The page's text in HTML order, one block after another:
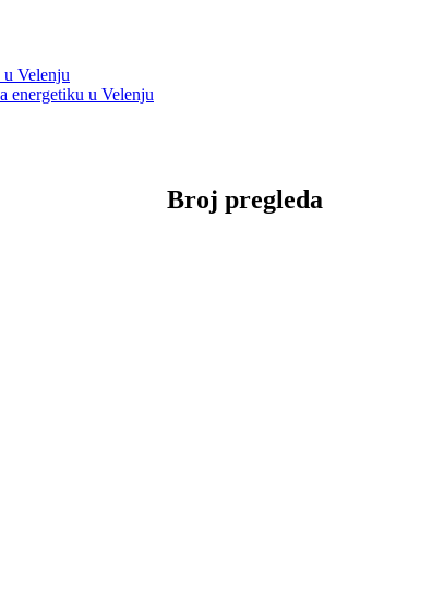
u Velenju
energetiku u Velenju
Broj pregleda